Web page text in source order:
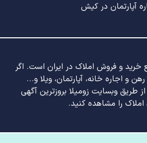
آپارتمان در کیش
خرید و فروش املاک در ایران است. اگر
و اجاره خانه، آپارتمان، ویلا و...
طریق وبسایت زومیلا بروزترین آگهی
را مشاهده کنید.